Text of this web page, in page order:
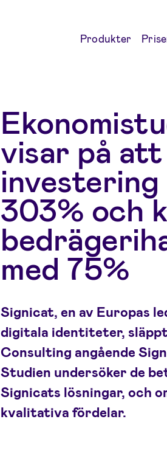
Produkter
visar på
303% och
med 75%
Signicat, en av Europas
digitala identiteter,
Consulting angående
Studien undersöker de
Signicats lösningar, och
kvalitativa fördelar.